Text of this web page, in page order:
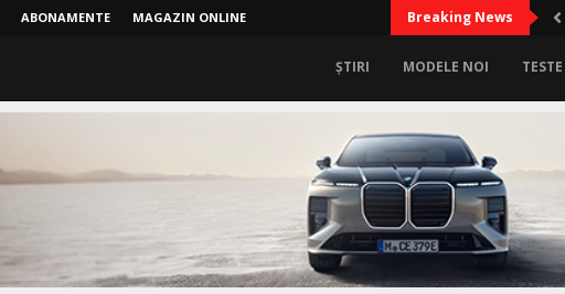
ABONAMENTE MAGAZIN ONLINE Breaking News
ȘTIRI MODELE NOI TESTE